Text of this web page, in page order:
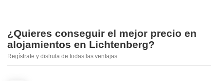
¿Quieres conseguir el mejor precio en
alojamientos en Lichtenberg?
Regístrate y disfruta de todas las ventajas